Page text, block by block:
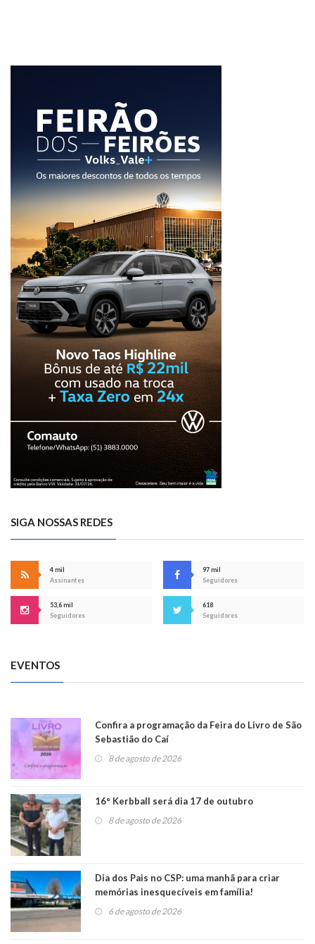
SIGA NOSSAS REDES
4 mil
Assinantes
97 mil
Seguidores
53,6 mil
Seguidores
618
Seguidores
EVENTOS
Confira a programação da Feira do Livro de São
Sebastião do Caí
8 de agosto de 2026
16° Kerbball será dia 17 de outubro
8 de agosto de 2026
Dia dos Pais no CSP: uma manhã para criar
memórias inesquecíveis em família!
6 de agosto de 2026